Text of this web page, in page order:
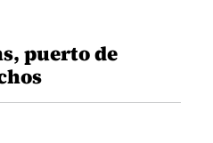
puerto de